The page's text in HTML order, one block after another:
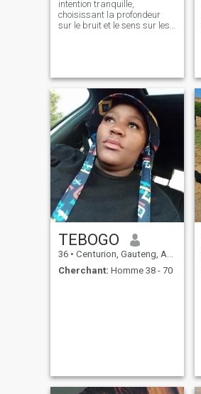
intention tranquille,
choisissant la profondeur
sur le bruit et le sens sur les
poursuite ordinaire Je veux
un homme libre enfant
comme moi! Je forme une vie
qui reflète la clarté, la
croissance et le respect de
soi. Enracinée, réfléchie et
tournée vers l'avenir, je sais
exactement ce qui me
convient et ce qui ne me
convient pas.
TEBOGO
36 • Centurion, Gauteng, Afrique du Sud
Cherchant: Homme 38 - 70